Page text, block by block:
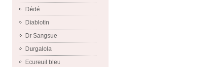
Dédé
Diablotin
Dr Sangsue
Durgalola
Ecureuil bleu